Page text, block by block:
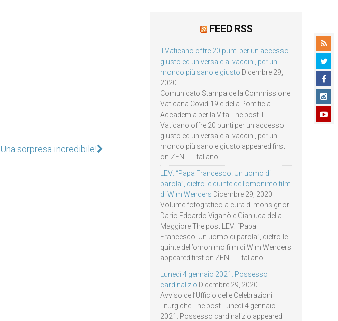
Una sorpresa incredibile!
FEED RSS
Il Vaticano offre 20 punti per un accesso
giusto ed universale ai vaccini, per un
mondo più sano e giusto Dicembre 29,
2020
Comunicato Stampa della Commissione
Vaticana Covid-19 e della Pontificia
Accademia per la Vita The post Il
Vaticano offre 20 punti per un accesso
giusto ed universale ai vaccini, per un
mondo più sano e giusto appeared first
on ZENIT - Italiano.
LEV: “Papa Francesco. Un uomo di
parola”, dietro le quinte dell’omonimo film
di Wim Wenders Dicembre 29, 2020
Volume fotografico a cura di monsignor
Dario Edoardo Viganò e Gianluca della
Maggiore The post LEV: “Papa
Francesco. Un uomo di parola”, dietro le
quinte dell’omonimo film di Wim Wenders
appeared first on ZENIT - Italiano.
Lunedì 4 gennaio 2021: Possesso
cardinalizio Dicembre 29, 2020
Avviso dell’Ufficio delle Celebrazioni
Liturgiche The post Lunedì 4 gennaio
2021: Possesso cardinalizio appeared